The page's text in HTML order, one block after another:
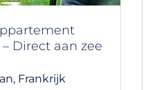
Direct aan zee
Frankrijk